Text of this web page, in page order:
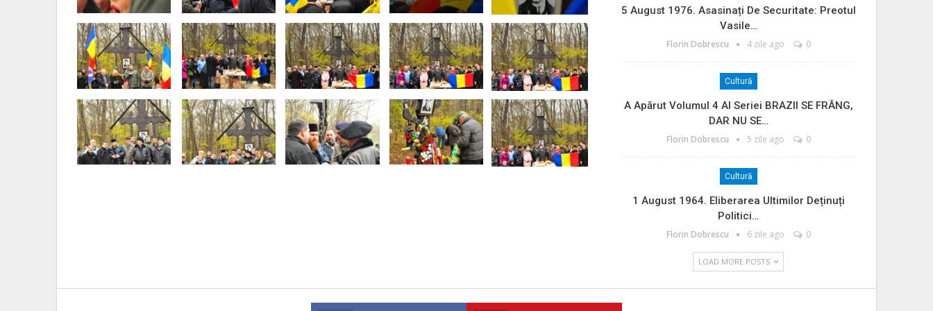
5 August 1976. Asasinați De Securitate: Preotul
Vasile…
Florin Dobrescu 4 zile ago 0
Cultură
A Apărut Volumul 4 Al Seriei BRAZII SE FRÂNG,
DAR NU SE…
Florin Dobrescu 5 zile ago 0
Cultură
1 August 1964. Eliberarea Ultimilor Deținuți
Politici…
Florin Dobrescu 6 zile ago 0
LOAD MORE POSTS